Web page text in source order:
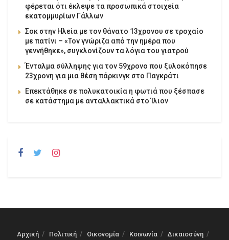
φέρεται ότι έκλεψε τα προσωπικά στοιχεία
εκατομμυρίων Γάλλων
Σοκ στην Ηλεία με τον θάνατο 13χρονου σε τροχαίο
με πατίνι – «Τον γνώριζα από την ημέρα που
γεννήθηκε», συγκλονίζουν τα λόγια του γιατρού
Ένταλμα σύλληψης για τον 59χρονο που ξυλοκόπησε
23χρονη για μια θέση πάρκινγκ στο Παγκράτι
Επεκτάθηκε σε πολυκατοικία η φωτιά που ξέσπασε
σε κατάστημα με ανταλλακτικά στο Ίλιον
Αρχική Πολιτική Οικονομία Κοινωνία Δικαιοσύνη